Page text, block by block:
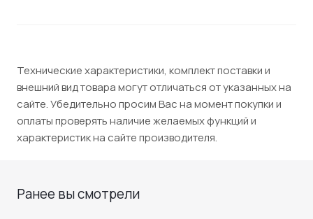
Технические характеристики, комплект поставки и
внешний вид товара могут отличаться от указанных на
сайте. Убедительно просим Вас на момент покупки и
оплаты проверять наличие желаемых функций и
характеристик на сайте производителя.
Ранее вы смотрели